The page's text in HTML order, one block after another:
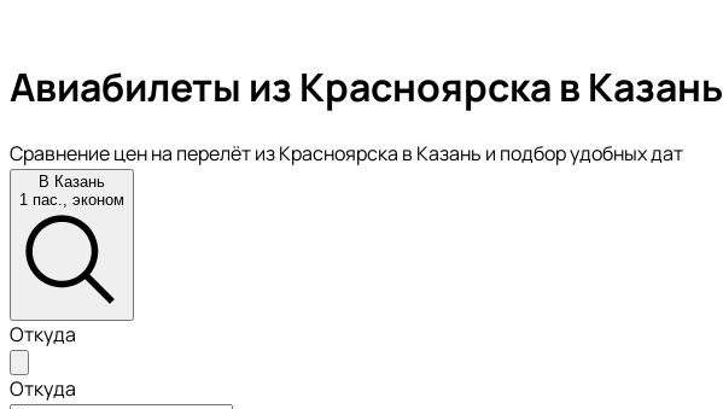
Авиабилеты из Красноярска в Казань
Сравнение цен на перелёт из Красноярска в Казань и подбор удобных дат
В Казань
1 пас., эконом
Откуда
Откуда